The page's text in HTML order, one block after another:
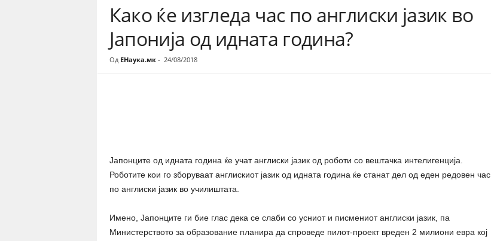
Како ќе изгледа час по англиски јазик во
Јапонија од идната година?
Од ЕНаука.мк- 24/08/2018
Јапонците од идната година ќе учат англиски јазик од роботи со вештачка интелигенција.
Роботите кои го зборуваат англискиот јазик од идната година ќе станат дел од еден редовен час
по англиски јазик во училиштата.
Имено, Јапонците ги бие глас дека се слаби со усниот и писмениот англиски јазик, па
Министерството за образование планира да спроведе пилот-проект вреден 2 милиони евра кој